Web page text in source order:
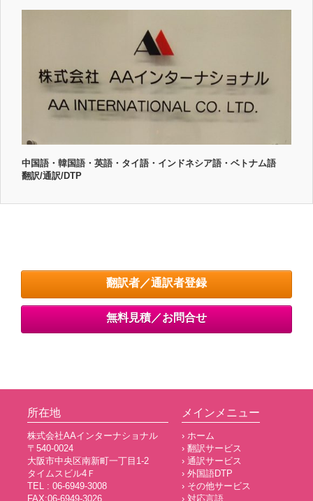
中国語・韓国語・英語・タイ語・インドネシア語・ベトナム語
翻訳/通訳/DTP
翻訳者／通訳者登録
無料見積／お問合せ
所在地
株式会社AAインターナショナル
〒540-0024
大阪市中央区南新町一丁目1-2
タイムスビル4Ｆ
TEL : 06-6949-3008
FAX:06-6949-3026
メインメニュー
› ホーム
› 翻訳サービス
› 通訳サービス
› 外国語DTP
› その他サービス
› 対応言語